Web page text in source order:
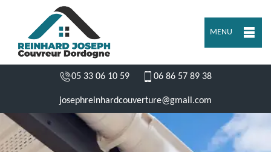
MENU
05 33 06 10 59 06 86 57 89 38
josephreinhardcouverture@gmail.com